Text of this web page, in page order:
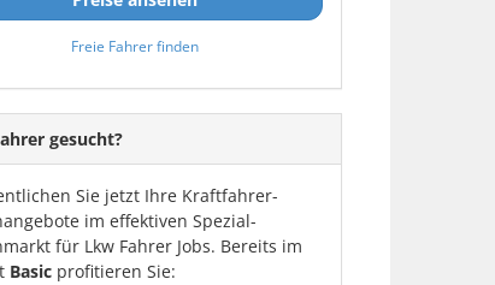
Freie Fahrer finden
gesucht?
Sie jetzt Ihre Kraftfahrer-
im effektiven Spezial-
für Lkw Fahrer Jobs. Bereits im
Basicprofitieren Sie: